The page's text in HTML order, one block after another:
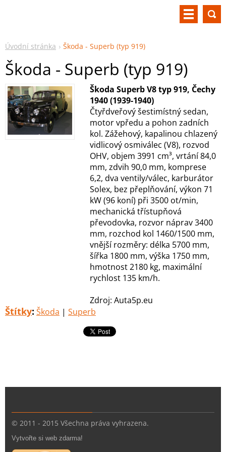
Úvodní stránka Škoda - Superb (typ 919)
Škoda - Superb (typ 919)
Škoda Superb V8 typ 919, Čechy
1940 (1939-1940)
Čtyřdveřový šestimístný sedan,
motor vpředu a pohon zadních
kol. Zážehový, kapalinou chlazený
vidlicový osmiválec (V8), rozvod
OHV, objem 3991 cm³, vrtání 84,0
mm, zdvih 90,0 mm, komprese
6,2, dva ventily/válec, karburátor
Solex, bez přeplňování, výkon 71
kW (96 koní) při 3500 ot/min,
mechanická třístupňová
převodovka, rozvor náprav 3400
mm, rozchod kol 1460/1500 mm,
vnější rozměry: délka 5700 mm,
šířka 1800 mm, výška 1750 mm,
hmotnost 2180 kg, maximální
rychlost 135 km/h.
Zdroj: Auta5p.eu
Štítky: Škoda | Superb
© 2011 - 2015 Všechna práva vyhrazena.
Vytvořte si web zdarma!